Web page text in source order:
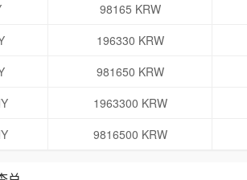
98165 KRW
196330 KRW
981650 KRW
1963300 KRW
9816500 KRW